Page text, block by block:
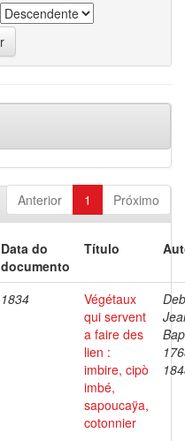
Anterior 1 Próximo
Data do
documento
Título
1834
Végétaux
qui servent
a faire des
lien :
imbire, cipò
imbé,
sapoucaÿa,
cotonnier